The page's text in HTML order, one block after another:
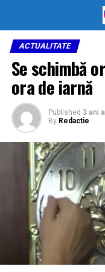
ACTUALITATE
Se schimbă
ora de iarnă
Published 3 ani
By Redactie